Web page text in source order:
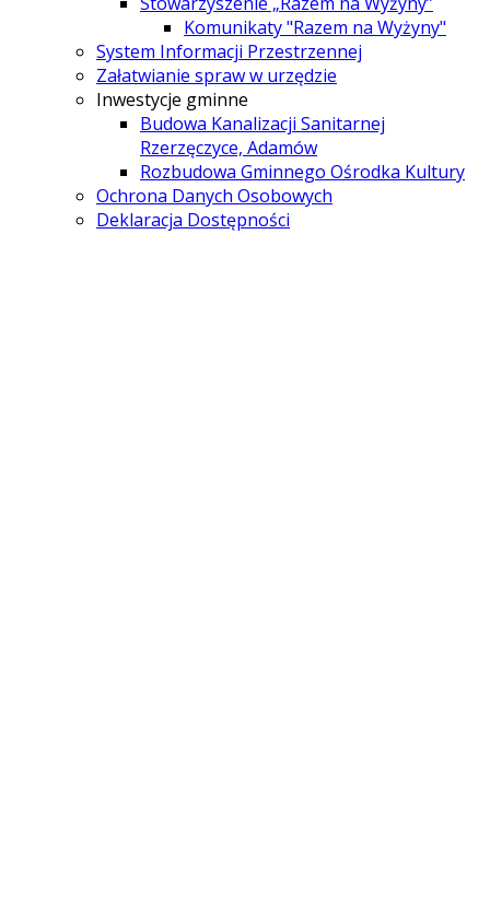
Komunikaty "Razem na Wyżyny"
System Informacji Przestrzennej
Załatwianie spraw w urzędzie
Inwestycje gminne
Budowa Kanalizacji Sanitarnej
Rzerzęczyce, Adamów
Rozbudowa Gminnego Ośrodka Kultury
Ochrona Danych Osobowych
Deklaracja Dostępności